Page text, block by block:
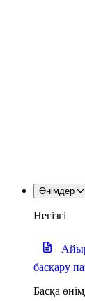
Өнімдер
Негізгі
басқару
Басқа